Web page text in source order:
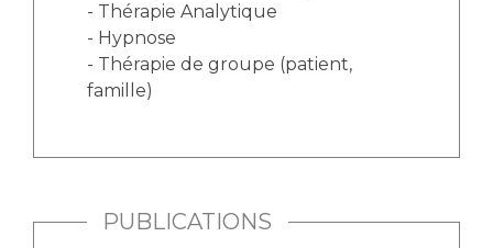
- Thérapie Analytique
- Hypnose
- Thérapie de groupe (patient,
famille)
PUBLICATIONS